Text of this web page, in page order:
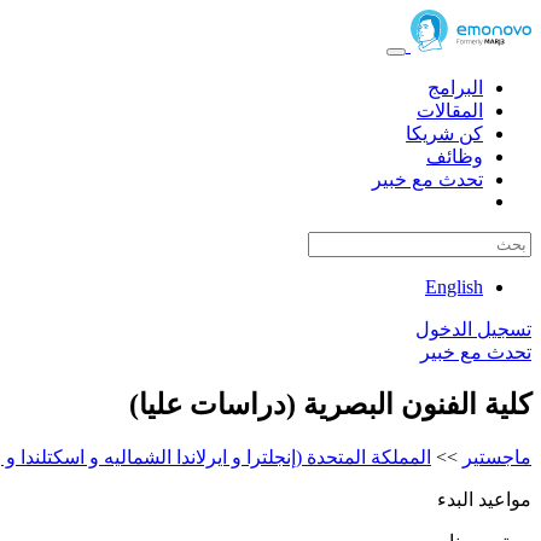
البرامج
المقالات
كن شريكا
وظائف
تحدث مع خبير
English
تسجيل الدخول
تحدث مع خبير
كلية الفنون البصرية (دراسات عليا)
ماجستير >> المملكة المتحدة (إنجلترا و ايرلاندا الشماليه و اسكتلندا و
مواعيد البدء